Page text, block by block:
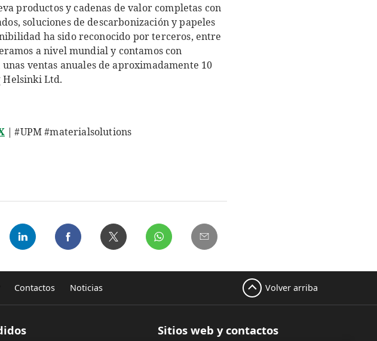
productos y cadenas de valor completas con
soluciones de descarbonización y papeles
ha sido reconocido por terceros, entre
a nivel mundial y contamos con
ventas anuales de aproximadamente 10
Helsinki Ltd.
| #UPM #materialsolutions
Contactos Noticias Volver arriba
Sitios web y contactos